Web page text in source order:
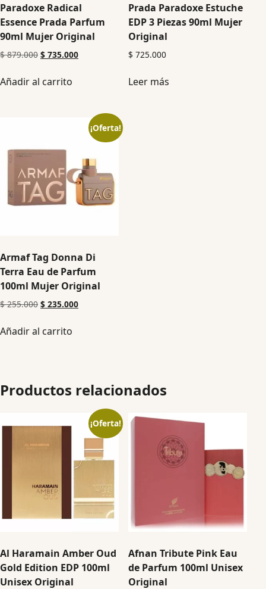
Paradoxe Radical
Essence Prada Parfum
90ml Mujer Original
$879.000 $ 735.000
Añadir al carrito
Prada Paradoxe Estuche
EDP 3 Piezas 90ml Mujer
Original
$ 725.000
Leer más
¡Oferta!
Armaf Tag Donna Di
Terra Eau de Parfum
100ml Mujer Original
$255.000 $ 235.000
Añadir al carrito
Productos relacionados
¡Oferta!
Al Haramain Amber Oud
Gold Edition EDP 100ml
Unisex Original
Afnan Tribute Pink Eau
de Parfum 100ml Unisex
Original